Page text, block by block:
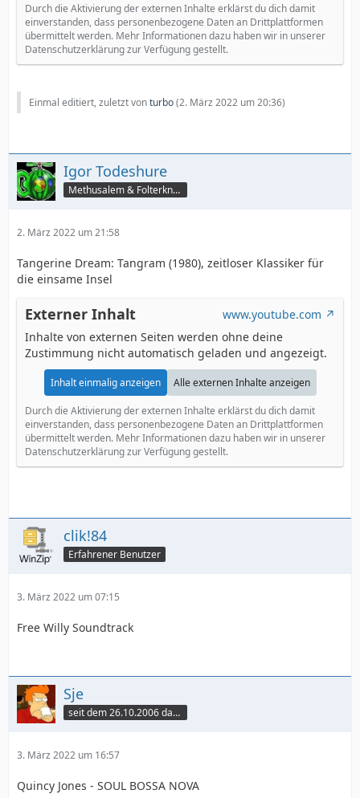
Durch die Aktivierung der externen Inhalte erklärst du dich damit
einverstanden, dass personenbezogene Daten an Drittplattformen
übermittelt werden. Mehr Informationen dazu haben wir in unserer
Datenschutzerklärung zur Verfügung gestellt.
Einmal editiert, zuletzt vonturbo(2. März 2022 um 20:36)
Igor Todeshure
Methusalem & Folterknecht
2. März 2022 um 21:58
Tangerine Dream: Tangram (1980), zeitloser Klassiker für
die einsame Insel
Externer Inhalt
www.youtube.com
Inhalte von externen Seiten werden ohne deine
Zustimmung nicht automatisch geladen und angezeigt.
Inhalt einmalig anzeigen Alle externen Inhalte anzeigen
Durch die Aktivierung der externen Inhalte erklärst du dich damit
einverstanden, dass personenbezogene Daten an Drittplattformen
übermittelt werden. Mehr Informationen dazu haben wir in unserer
Datenschutzerklärung zur Verfügung gestellt.
clik!84
Erfahrener Benutzer
3. März 2022 um 07:15
Free Willy Soundtrack
Sje
seit dem 26.10.2006 dabei
3. März 2022 um 16:57
Quincy Jones - SOUL BOSSA NOVA